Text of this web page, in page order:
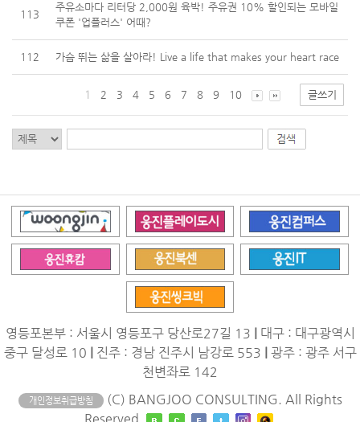
113
주유소마다 리터당 2,000원 육박! 주유권 10% 할인되는 모바일
쿠폰 '업플러스' 어때?
112 가슴 뛰는 삶을 살아라! Live a life that makes your heart race
1 2 3 4 5 6 7 8 9 10 글쓰기
영등포본부 : 서울시 영등포구 당산로27길 13
대구 : 대구광역시
중구 달성로 10
진주 : 경남 진주시 남강로 553
광주 : 광주 서구
천변좌로 142
개인정보취급방침
(C) BANGJOO CONSULTING. All Rights
Reserved.